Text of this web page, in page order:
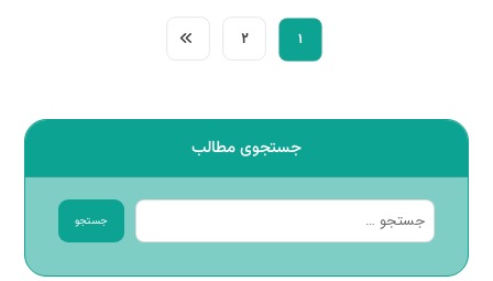
۱ ۲
جستجوی مطالب
جستجو